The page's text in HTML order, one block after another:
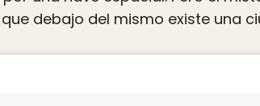
debajo del mismo existe una